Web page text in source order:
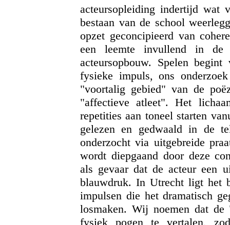
acteursopleiding indertijd wat
bestaan van de school
opzet geconcipieerd van
een leemte invullend in de
acteursopbouw. Spelen
fysieke impuls, ons
"voortalig gebied" van de
"affectieve atleet". Het
repetities aan toneel starten
gelezen en gedwaald in de
onderzocht via uitgebreide
wordt diepgaand door deze
als gevaar dat de acteur een
blauwdruk. In Utrecht ligt het
impulsen die het dramatisch
losmaken. Wij noemen dat
fysiek pogen te vertalen,